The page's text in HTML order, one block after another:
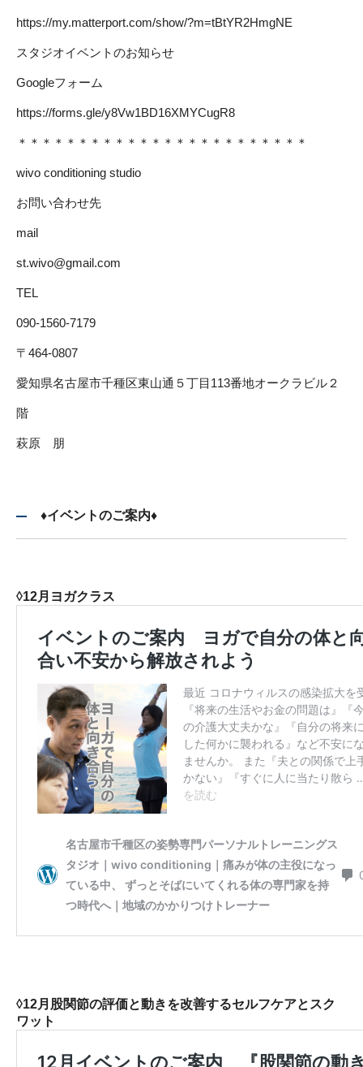
https://my.matterport.com/show/?m=tBtYR2HmgNE
スタジオイベントのお知らせ
Googleフォーム
https://forms.gle/y8Vw1BD16XMYCugR8
＊＊＊＊＊＊＊＊＊＊＊＊＊＊＊＊＊＊＊＊＊＊＊＊
wivo conditioning studio
お問い合わせ先
mail
st.wivo@gmail.com
TEL
090-1560-7179
〒464-0807
愛知県名古屋市千種区東山通５丁目113番地オークラビル２
階
萩原 朋
♦イベントのご案内♦
◊12月ヨガクラス
◊12月股関節の評価と動きを改善するセルフケアとスク
ワット